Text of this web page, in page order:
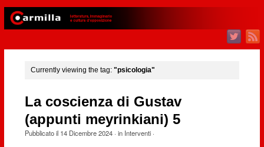
Currently viewing the tag: "psicologia"
La coscienza di Gustav
(appunti meyrinkiani) 5
Pubblicato il 14 Dicembre 2024· in Interventi·